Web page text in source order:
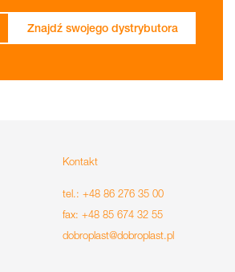
Znajdź swojego dystrybutora
Kontakt
tel.: +48 86 276 35 00
fax: +48 85 674 32 55
dobroplast@dobroplast.pl